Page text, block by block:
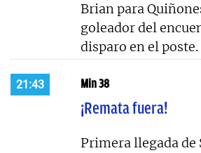
Brian para
goleador del
disparo en el poste.
21:43 Min 38
¡Remata fuera!
Primera llegada de